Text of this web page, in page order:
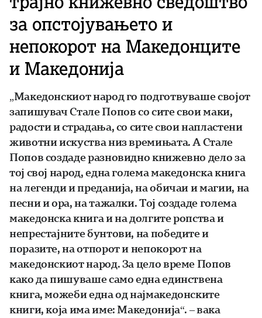
за опстојувањето и
непокорот на Македонците
и Македонија
„Македонскиот народ го подготвуваше својот
запишувач Стале Попов со сите свои маки,
радости и страдања, со сите свои напластени
животни искуства низ времињата. А Стале
Попов создаде разновидно книжевно дело за
тој свој народ, една голема македонска книга
на легенди и преданија, на обичаи и магии, на
песни и ора, на тажалки. Тој создаде голема
македонска книга и на долгите ропства и
непрестајните бунтови, на победите и
поразите, на отпорот и непокорот на
македонскиот народ. За цело време Попов
како да пишуваше само една единствена
книга, можеби една од најмакедонските
книги, која има име: Македонија“. – вака